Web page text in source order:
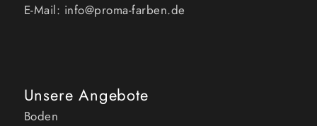
E-Mail: info@proma-farben.de
Unsere Angebote
Boden